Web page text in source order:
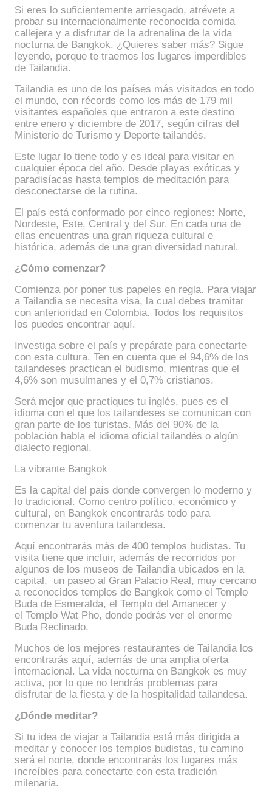
Si eres lo suficientemente arriesgado, atrévete a
probar su internacionalmente reconocida comida
callejera y a disfrutar de la adrenalina de la vida
nocturna de Bangkok. ¿Quieres saber más? Sigue
leyendo, porque te traemos los lugares imperdibles
de Tailandia.
Tailandia es uno de los países más visitados en todo
el mundo, con récords como los más de 179 mil
visitantes españoles que entraron a este destino
entre enero y diciembre de 2017, según cifras del
Ministerio de Turismo y Deporte tailandés.
Este lugar lo tiene todo y es ideal para visitar en
cualquier época del año. Desde playas exóticas y
paradisíacas hasta templos de meditación para
desconectarse de la rutina.
El país está conformado por cinco regiones: Norte,
Nordeste, Este, Central y del Sur. En cada una de
ellas encuentras una gran riqueza cultural e
histórica, además de una gran diversidad natural.
¿Cómo comenzar?
Comienza por poner tus papeles en regla. Para viajar
a Tailandia se necesita visa, la cual debes tramitar
con anterioridad en Colombia. Todos los requisitos
los puedes encontrar aquí.
Investiga sobre el país y prepárate para conectarte
con esta cultura. Ten en cuenta que el 94,6% de los
tailandeses practican el budismo, mientras que el
4,6% son musulmanes y el 0,7% cristianos.
Será mejor que practiques tu inglés, pues es el
idioma con el que los tailandeses se comunican con
gran parte de los turistas. Más del 90% de la
población habla el idioma oficial tailandés o algún
dialecto regional.
La vibrante Bangkok
Es la capital del país donde convergen lo moderno y
lo tradicional. Como centro político, económico y
cultural, en Bangkok encontrarás todo para
comenzar tu aventura tailandesa.
Aquí encontrarás más de 400 templos budistas. Tu
visita tiene que incluir, además de recorridos por
algunos de los museos de Tailandia ubicados en la
capital, un paseo al Gran Palacio Real, muy cercano
a reconocidos templos de Bangkok como el Templo
Buda de Esmeralda, el Templo del Amanecer y
el Templo Wat Pho, donde podrás ver el enorme
Buda Reclinado.
Muchos de los mejores restaurantes de Tailandia los
encontrarás aquí, además de una amplia oferta
internacional. La vida nocturna en Bangkok es muy
activa, por lo que no tendrás problemas para
disfrutar de la fiesta y de la hospitalidad tailandesa.
¿Dónde meditar?
Si tu idea de viajar a Tailandia está más dirigida a
meditar y conocer los templos budistas, tu camino
será el norte, donde encontrarás los lugares más
increíbles para conectarte con esta tradición
milenaria.